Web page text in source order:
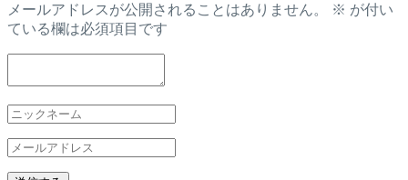
メールアドレスが公開されることはありません。 ※ が付い
ている欄は必須項目です